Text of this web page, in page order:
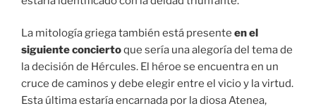
La mitología griega también está presente en el
siguiente conciertoque sería una alegoría del tema de
la decisión de Hércules. El héroe se encuentra en un
cruce de caminos y debe elegir entre el vicio y la virtud.
Esta última estaría encarnada por la diosa Atenea,